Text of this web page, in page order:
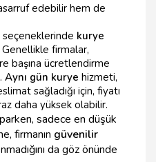
edebilir hem de
seçeneklerinde kurye
firmalar,
başına ücretlendirme
Aynı gün kurye hizmeti,
sağladığı için, fiyatı
daha yüksek olabilir.
sadece en düşük
firmanın güvenilir
da göz önünde